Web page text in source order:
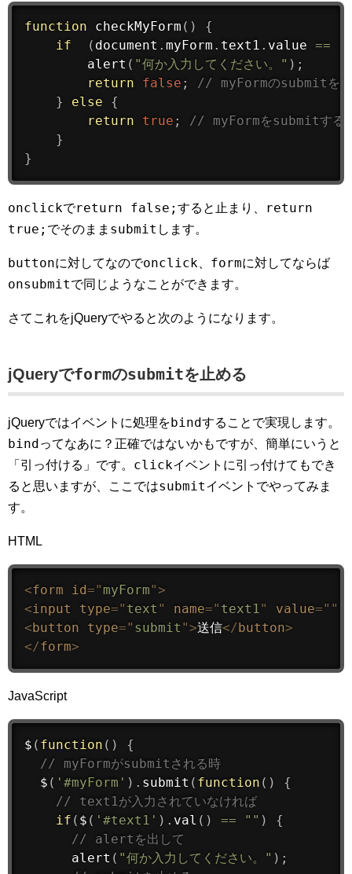
function checkMyForm ( )
{
if
( document . myForm . text1 . value ==
alert ( "何か入力してください。" ) ;
return
false ;
// myFormのsubmitを止
}
else
{
return
true ;
// myFormをsubmitする
}
}
onclickでreturn false; すると止まり、
return
true; でそのまま submit します。
buttonに対してなのでonclick formに対してならば
onsubmitで同じようなことができます。
さてこれをjQueryでやると次のようになります。
jQueryでformのsubmitを止める
jQueryではイベントに処理を bindすることで実現します。
bind ってなあに？正確ではないかもですが、簡単にいうと
「引っ付ける」です。 clickイベントに引っ付けてもでき
ると思いますが、ここではsubmitイベントでやってみま
す。
HTML
<form id="myForm">
<input type=" text " name=" text1" value=" "
<button type=" submit ">送信</button>
</form>
JavaScript
$ ( function ( )
{
// myFormがsubmitされる時
$ ( '#myForm' ) . submit ( function ( )
{
// text1が入力されていなければ
if ( $ ( '#text1' ) . val ( ) == "" )
{
// alertを出して
alert ( "何か入力してください。" ) ;